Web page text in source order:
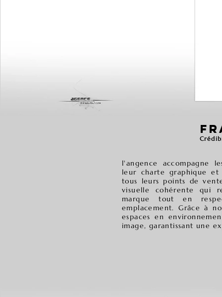
l'angence accompagne
leur charte graphique
tous leurs points de
visuelle cohérente qui
marque tout en
emplacement. Grâce à
espaces en
image, garantissant une